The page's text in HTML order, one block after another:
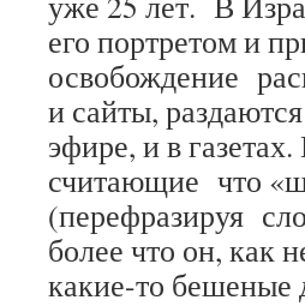
его портретом и
освобождение
и сайты,
эфире, и в
считающие что
(перефразируя
более что он, как
какие-то бешеные